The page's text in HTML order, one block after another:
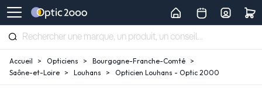
Accueil Opticiens
Bourgogne-Franche-Comté
Saône-et-Loire
Louhans Opticien Louhans - Optic 2000